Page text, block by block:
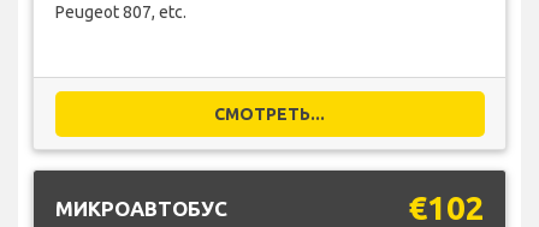
Peugeot 807, etc.
СМОТРЕТЬ...
МИКРОАВТОБУС €102